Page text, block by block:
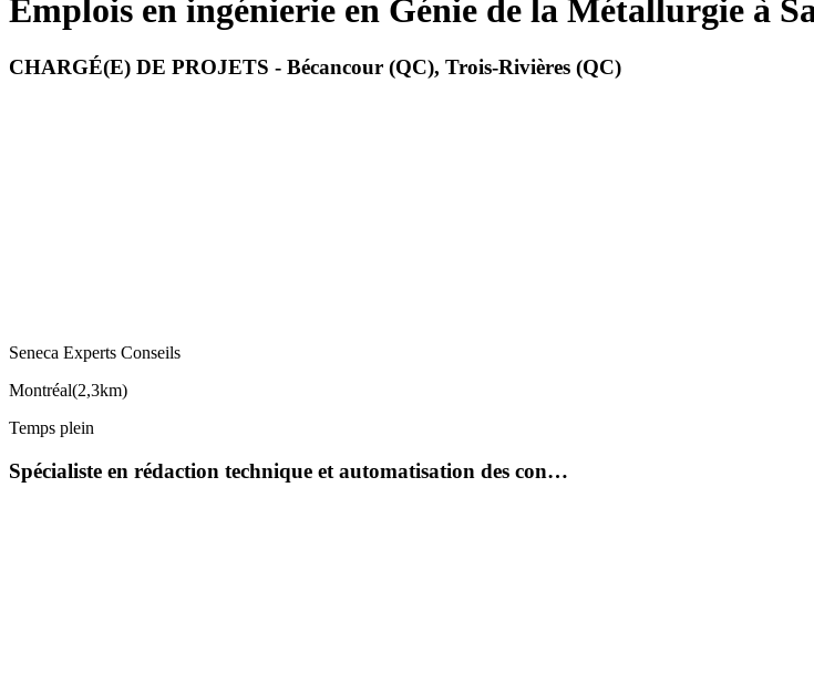
Emplois en ingénierie en Génie de la Métallurgie à
CHARGÉ(E) DE PROJETS - Bécancour (QC), Trois-Rivières (QC)
Seneca Experts Conseils
Montréal(2,3km)
Temps plein
Spécialiste en rédaction technique et automatisation des con…